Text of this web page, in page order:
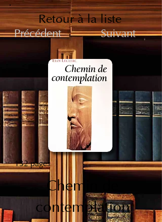
Retour à la liste
Précédent Suivant
132 pages
Chemin de
contemplation